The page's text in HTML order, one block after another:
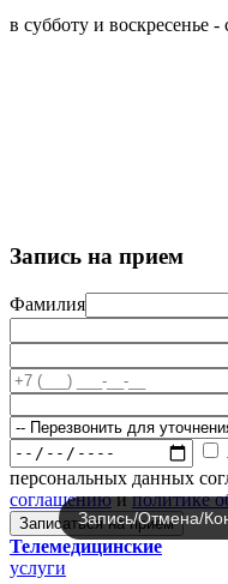
в субботу и воскресенье -
Запись на прием
Фамилия
персональных данных
соглашениюиполитике
Записаться на прием
Телемедицинские
услуги
Запись/Отмена/